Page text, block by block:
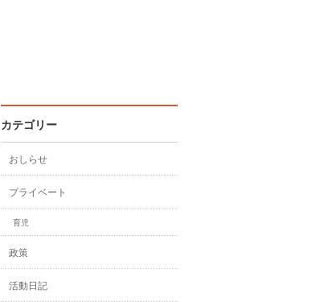
カテゴリー
おしらせ
プライベート
育児
政策
活動日記